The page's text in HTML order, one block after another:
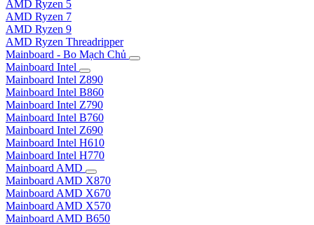
AMD Ryzen 5
AMD Ryzen 7
AMD Ryzen 9
AMD Ryzen Threadripper
Mainboard - Bo Mạch Chủ
Mainboard Intel
Mainboard Intel Z890
Mainboard Intel B860
Mainboard Intel Z790
Mainboard Intel B760
Mainboard Intel Z690
Mainboard Intel H610
Mainboard Intel H770
Mainboard AMD
Mainboard AMD X870
Mainboard AMD X670
Mainboard AMD X570
Mainboard AMD B650